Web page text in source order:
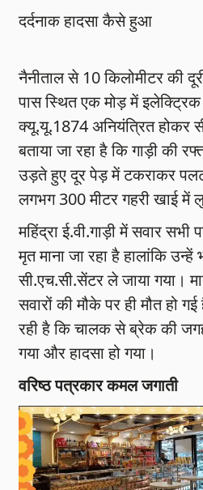
दर्दनाक हादसा कैसे हुआ
नैनीताल से 10 किलोमीटर की
पास स्थित एक मोड़ में
क्यू.यू.1874 अनियंत्रित होकर
बताया जा रहा है कि गाड़ी की
उड़ते हुए दूर पेड़ में टकराकर
लगभग 300 मीटर गहरी खाई में
महिंद्रा ई.वी.गाड़ी में सवार सभी
मृत माना जा रहा है हालांकि उन्हें
सी.एच.सी.सेंटर ले जाया गया।
सवारों की मौके पर ही मौत हो
रही है कि चालक से ब्रेक की
गया और हादसा हो गया।
वरिष्ठ पत्रकार कमल जगाती